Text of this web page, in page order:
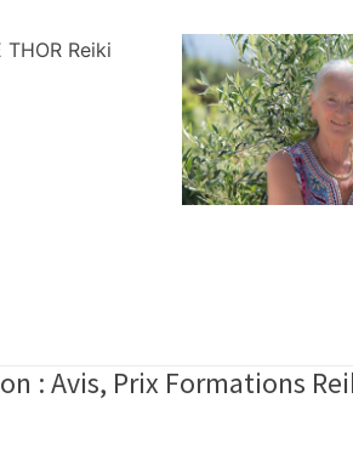
THOR Reiki
: Avis, Prix Formations